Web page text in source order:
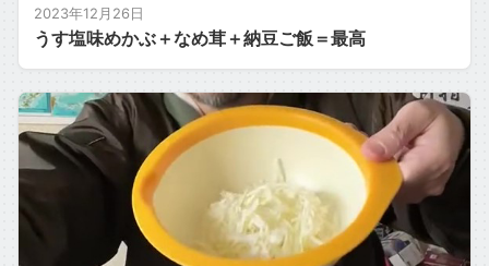
2023年12月26日
うす塩味めかぶ＋なめ茸＋納豆ご飯＝最高